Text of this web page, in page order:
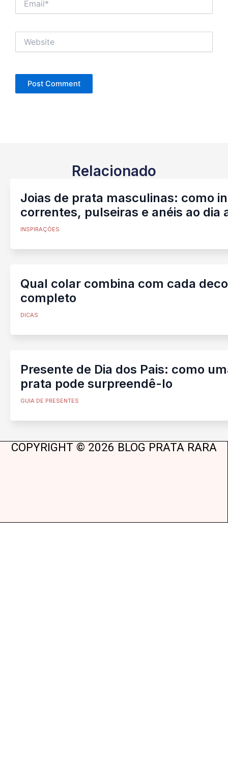
Relacionado
Joias de prata masculinas: como
correntes, pulseiras e anéis ao dia
INSPIRAÇÕES
Qual colar combina com cada
completo
DICAS
Presente de Dia dos Pais: como
prata pode surpreendê-lo
GUIA DE PRESENTES
COPYRIGHT © 2026 BLOG PRATA RARA